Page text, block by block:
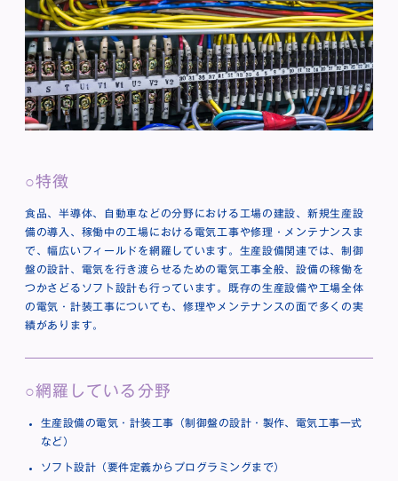
特徴
食品、半導体、自動車などの分野における工場の建設、新規生産設
備の導入、稼働中の工場における電気工事や修理・メンテナンスま
で、幅広いフィールドを網羅しています。生産設備関連では、制御
盤の設計、電気を行き渡らせるための電気工事全般、設備の稼働を
つかさどるソフト設計も行っています。既存の生産設備や工場全体
の電気・計装工事についても、修理やメンテナンスの面で多くの実
績があります。
網羅している分野
生産設備の電気・計装工事（制御盤の設計・製作、電気工事一式
など）
ソフト設計（要件定義からプログラミングまで）